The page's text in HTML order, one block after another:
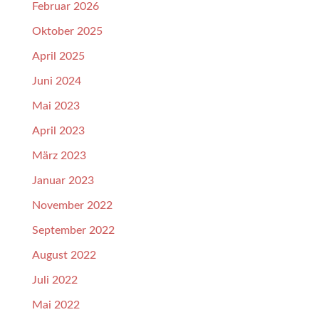
Februar 2026
Oktober 2025
April 2025
Juni 2024
Mai 2023
April 2023
März 2023
Januar 2023
November 2022
September 2022
August 2022
Juli 2022
Mai 2022